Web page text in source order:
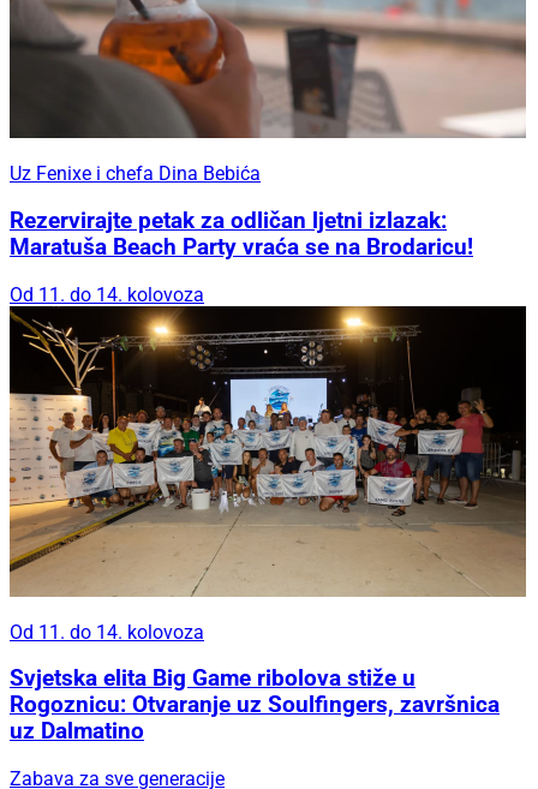
Uz Fenixe i chefa Dina Bebića
Rezervirajte petak za odličan ljetni izlazak:
Maratuša Beach Party vraća se na Brodaricu!
Od 11. do 14. kolovoza
Od 11. do 14. kolovoza
Svjetska elita Big Game ribolova stiže u
Rogoznicu: Otvaranje uz Soulfingers, završnica
uz Dalmatino
Zabava za sve generacije